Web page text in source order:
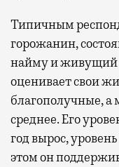
Типичным
горожанин,
найму и живущий
оценивает свои
благополучные, а
среднее. Его
год вырос,
этом он